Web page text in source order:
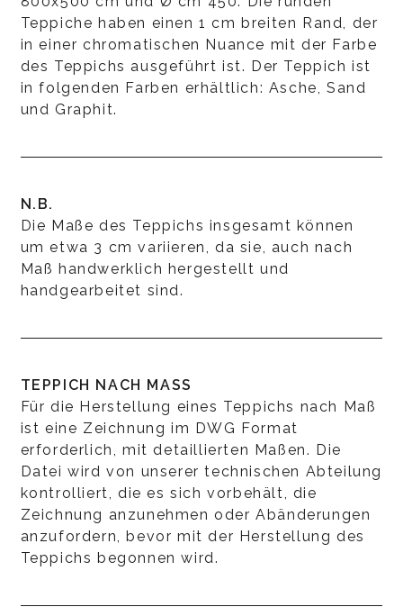
Teppiche haben einen 1 cm breiten Rand, der
in einer chromatischen Nuance mit der Farbe
des Teppichs ausgeführt ist. Der Teppich ist
in folgenden Farben erhältlich: Asche, Sand
und Graphit.
N.B.
Die Maße des Teppichs insgesamt können
um etwa 3 cm variieren, da sie, auch nach
Maß handwerklich hergestellt und
handgearbeitet sind.
TEPPICH NACH MASS
Für die Herstellung eines Teppichs nach Maß
ist eine Zeichnung im DWG Format
erforderlich, mit detaillierten Maßen. Die
Datei wird von unserer technischen Abteilung
kontrolliert, die es sich vorbehält, die
Zeichnung anzunehmen oder Abänderungen
anzufordern, bevor mit der Herstellung des
Teppichs begonnen wird.